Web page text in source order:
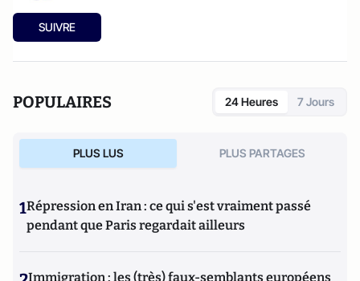
SUIVRE
POPULAIRES 24 Heures 7 Jours
PLUS LUS PLUS PARTAGES
1Répression en Iran : ce qui s'est vraiment passé
pendant que Paris regardait ailleurs
Immigration : les (très) faux-semblants européens